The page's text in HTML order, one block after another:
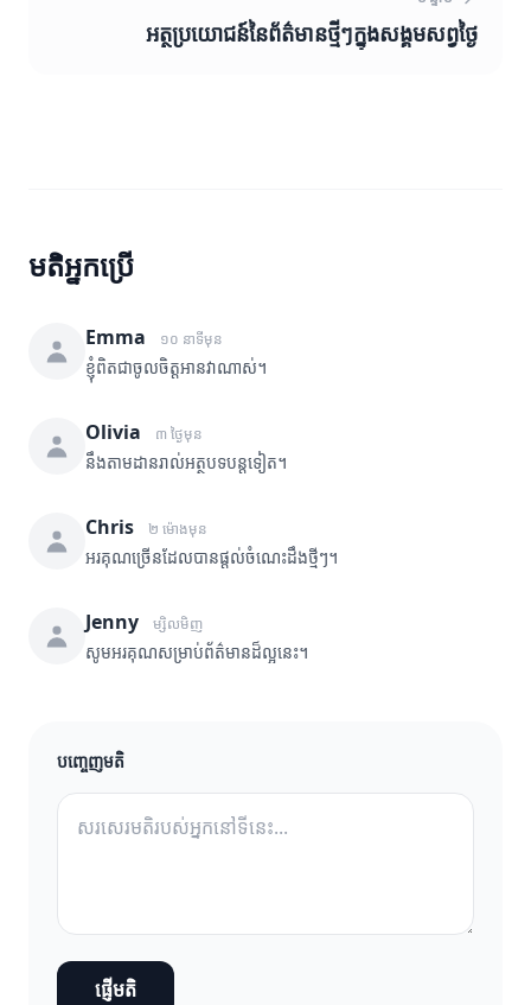
អត្ថប្រយោជន៍នៃព័ត៌មានថ្មីៗក្នុងសង្គមសព្វថ្ងៃ
មតិអ្នកប្រើ
Emma ១០ នាទីមុន
ខ្ញុំពិតជាចូលចិត្តអានវាណាស់។
Olivia ៣ ថ្ងៃមុន
នឹងតាមដានរាល់អត្ថបទបន្តទៀត។
Chris ២ ម៉ោងមុន
អរគុណច្រើនដែលបានផ្តល់ចំណេះដឹងថ្មីៗ។
Jenny ម្សិលមិញ
សូមអរគុណសម្រាប់ព័ត៌មានដ៏ល្អនេះ។
បញ្ចេញមតិ
ផ្ញើមតិ